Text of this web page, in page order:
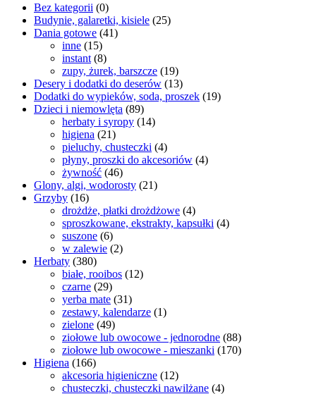
Bez kategorii (0)
Budynie, galaretki, kisiele (25)
Dania gotowe (41)
inne (15)
instant (8)
zupy, żurek, barszcze (19)
Desery i dodatki do deserów (13)
Dodatki do wypieków, soda, proszek (19)
Dzieci i niemowlęta (89)
herbaty i syropy (14)
higiena (21)
pieluchy, chusteczki (4)
płyny, proszki do akcesoriów (4)
żywność (46)
Glony, algi, wodorosty (21)
Grzyby (16)
drożdże, płatki drożdżowe (4)
sproszkowane, ekstrakty, kapsułki (4)
suszone (6)
w zalewie (2)
Herbaty (380)
białe, rooibos (12)
czarne (29)
yerba mate (31)
zestawy, kalendarze (1)
zielone (49)
ziołowe lub owocowe - jednorodne (88)
ziołowe lub owocowe - mieszanki (170)
Higiena (166)
akcesoria higieniczne (12)
chusteczki, chusteczki nawilżane (4)